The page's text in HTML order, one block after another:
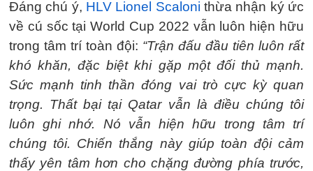
Đáng chú ý, HLV Lionel Scaloni thừa nhận ký ức
về cú sốc tại World Cup 2022 vẫn luôn hiện hữu
trong tâm trí toàn đội: “Trận đấu đầu tiên luôn rất
khó khăn, đặc biệt khi gặp một đối thủ mạnh.
Sức mạnh tinh thần đóng vai trò cực kỳ quan
trọng. Thất bại tại Qatar vẫn là điều chúng tôi
luôn ghi nhớ. Nó vẫn hiện hữu trong tâm trí
chúng tôi. Chiến thắng này giúp toàn đội cảm
thấy yên tâm hơn cho chặng đường phía trước,